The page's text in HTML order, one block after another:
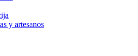
y artesanos